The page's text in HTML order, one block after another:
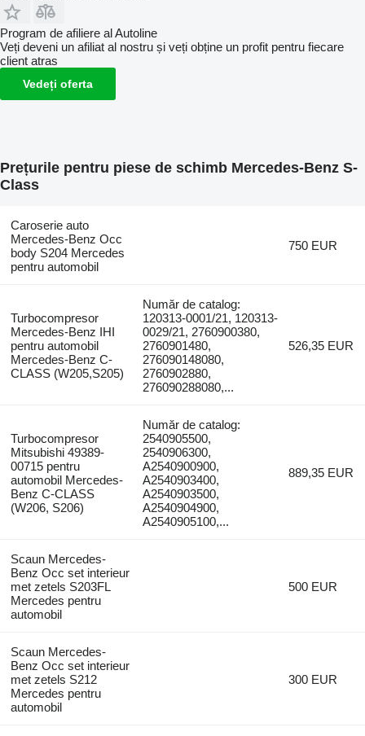
Program de afiliere al Autoline
Veți deveni un afiliat al nostru și veți obține un profit pentru fiecare
client atras
Vedeți oferta
Prețurile pentru piese de schimb Mercedes-Benz S-
Class
Caroserie auto
Mercedes-Benz Occ
body S204 Mercedes
pentru automobil
750 EUR
Turbocompresor
Mercedes-Benz IHI
pentru automobil
Mercedes-Benz C-
CLASS (W205,S205)
Număr de catalog:
120313-0001/21, 120313-
0029/21, 2760900380,
2760901480,
276090148080,
2760902880,
276090288080,...
526,35 EUR
Turbocompresor
Mitsubishi 49389-
00715 pentru
automobil Mercedes-
Benz C-CLASS
(W206, S206)
Număr de catalog:
2540905500,
2540906300,
A2540900900,
A2540903400,
A2540903500,
A2540904900,
A2540905100,...
889,35 EUR
Scaun Mercedes-
Benz Occ set interieur
met zetels S203FL
Mercedes pentru
automobil
500 EUR
Scaun Mercedes-
Benz Occ set interieur
met zetels S212
Mercedes pentru
automobil
300 EUR